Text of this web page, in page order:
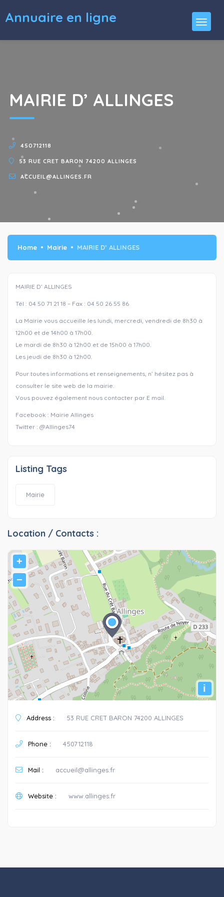
Annuaire en ligne
MAIRIE D’ ALLINGES
450712118
53 RUE CRET BARON 74200 ALLINGES
ACCUEIL@ALLINGES.FR
Home Mairie MAIRIE D’ ALLINGES
MAIRIE D’ ALLINGES
Tél : 04 50 71 21 18 – Fax : 04 50 26 55 86
La Mairie vous accueille les lundi, mercredi, vendredi de 8h30 à
12h00 et de 14h00 à 17h00.
Le mardi de 8h30 à 12h00 et de 15h00 à 17h00.
Les jeudi de 8h30 à 12h00.
Pour toutes informations et renseignements, n’ hésitez pas à
consulter le site web de la mairie.
Vous pouvez également nous contacter par E mail.
Facebook : Mairie Allinges
Twitter : @Allinges74
Listing Tags
Mairie
Location / Contacts :
+
−
i
Address : 53 RUE CRET BARON 74200 ALLINGES
Phone : 450712118
Mail : accueil@allinges.fr
Website : www.allinges.fr